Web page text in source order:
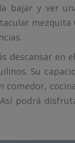
bajar y ver
mezquita
descansar en
Su
comedor,
podrá